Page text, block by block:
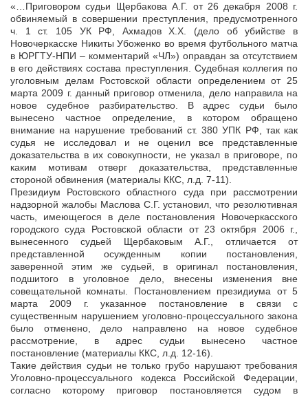
«…Приговором судьи Щербакова А.Г. от 26 декабря 2008 г.
обвиняемый в совершении преступления, предусмотренного
ч. 1 ст. 105 УК РФ, Ахмадов X.X. (дело об убийстве в
Новочеркасске Никиты Убоженко во время футбольного матча
в ЮРГТУ-НПИ – комментарий «ЧЛ») оправдан за отсутствием
в его действиях состава преступления. Судебная коллегия по
уголовным делам Ростовской области определением от 25
марта 2009 г. данный приговор отменила, дело направила на
новое судебное разбирательство. В адрес судьи было
вынесено частное определение, в котором обращено
внимание на нарушение требований ст. 380 УПК РФ, так как
судья не исследовал и не оценил все представленные
доказательства в их совокупности, не указал в приговоре, по
каким мотивам отверг доказательства, представленные
стороной обвинения (материалы ККС, л.д. 7-11).
Президиум Ростовского областного суда при рассмотрении
надзорной жалобы Маслова С.Г. установил, что резолютивная
часть, имеющегося в деле постановления Новочеркасского
городского суда Ростовской области от 23 октября 2006 г.,
вынесенного судьей Щербаковым А.Г., отличается от
представленной осужденным копии постановления,
заверенной этим же судьей, в оригинал постановления,
подшитого в уголовное дело, внесены изменения вне
совещательной комнаты. Постановлением президиума от 5
марта 2009 г. указанное постановление в связи с
существенным нарушением уголовно-процессуального закона
было отменено, дело направлено на новое судебное
рассмотрение, в адрес судьи вынесено частное
постановление (материалы ККС, л.д. 12-16).
Такие действия судьи не только грубо нарушают требования
Уголовно-процессуального кодекса Российской Федерации,
согласно которому приговор постановляется судом в